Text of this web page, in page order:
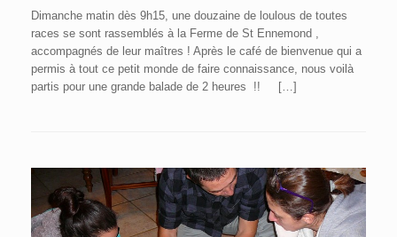
Dimanche matin dès 9h15, une douzaine de loulous de toutes
races se sont rassemblés à la Ferme de St Ennemond ,
accompagnés de leur maîtres ! Après le café de bienvenue qui a
permis à tout ce petit monde de faire connaissance, nous voilà
partis pour une grande balade de 2 heures !! […]